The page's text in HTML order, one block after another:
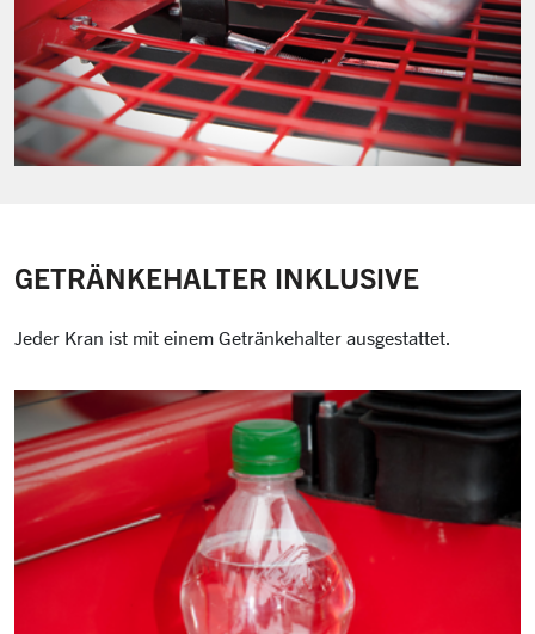
GETRÄNKEHALTER INKLUSIVE
Jeder Kran ist mit einem Getränkehalter ausgestattet.